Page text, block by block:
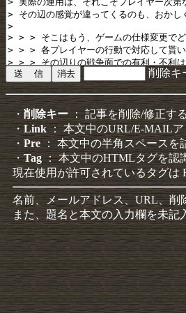
削除キ
・ 削除キー： 記事を削除/修正す
・Link： 本文中のURL/E-MAIL
・Pre ： 本文中の半角スペースを
・Tag： 本文中のHTMLタグを認
現在使用が許可されているタグは
名前、メールアドレス、URL、削
また、題名と本文の入力欄を未記